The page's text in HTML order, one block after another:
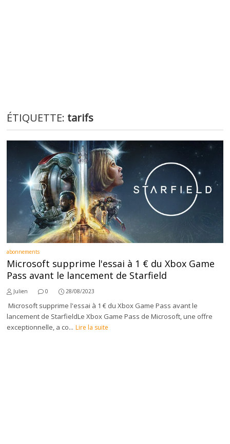
ÉTIQUETTE: tarifs
abonnements
Microsoft supprime l'essai à 1 € du Xbox Game
Pass avant le lancement de Starfield
Julien 0 28/08/2023
Microsoft supprime l'essai à 1 € du Xbox Game Pass avant le
lancement de StarfieldLe Xbox Game Pass de Microsoft, une offre
exceptionnelle, a co... Lire la suite